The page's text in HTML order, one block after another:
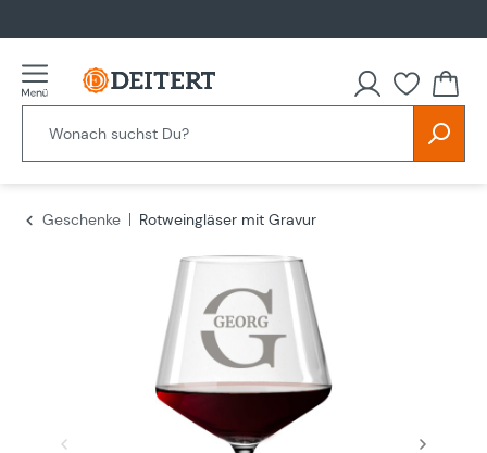
Du
Geschenke Rotweingläser mit Gravur